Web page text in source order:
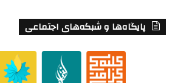
پایگاه‌ها و شبکه‌های اجتماعی